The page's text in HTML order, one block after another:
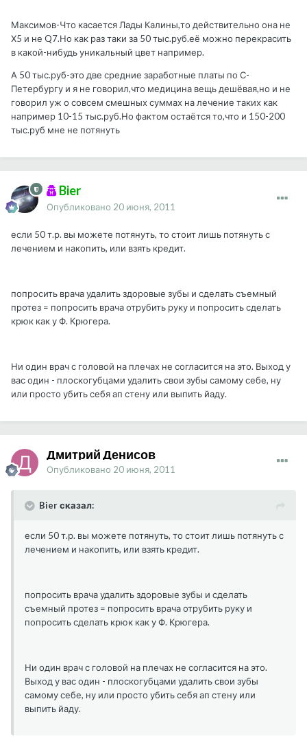
Максимов-Что касается Лады Калины,то действительно она не
Х5 и не Q7.Но как раз таки за 50 тыс.руб.её можно перекрасить
в какой-нибудь уникальный цвет например.
А 50 тыс.руб-это две средние заработные платы по С-
Петербургу и я не говорил,что медицина вещь дешёвая,но и не
говорил уж о совсем смешных суммах на лечение таких как
например 10-15 тыс.руб.Но фактом остаётся то,что и 150-200
тыс.руб мне не потянуть
Bier
Опубликовано 20 июня, 2011
если 50 т.р. вы можете потянуть, то стоит лишь потянуть с
лечением и накопить, или взять кредит.
попросить врача удалить здоровые зубы и сделать съемный
протез = попросить врача отрубить руку и попросить сделать
крюк как у Ф. Крюгера.
Ни один врач с головой на плечах не согласится на это. Выход у
вас один - плоскогубцами удалить свои зубы самому себе, ну
или просто убить себя ап стену или выпить йаду.
Дмитрий Денисов
Опубликовано 20 июня, 2011
Bier сказал:
если 50 т.р. вы можете потянуть, то стоит лишь потянуть с
лечением и накопить, или взять кредит.
попросить врача удалить здоровые зубы и сделать
съемный протез = попросить врача отрубить руку и
попросить сделать крюк как у Ф. Крюгера.
Ни один врач с головой на плечах не согласится на это.
Выход у вас один - плоскогубцами удалить свои зубы
самому себе, ну или просто убить себя ап стену или
выпить йаду.